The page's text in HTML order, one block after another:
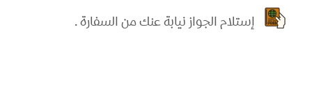
إستلام الجواز نيابة عنك من السفارة .